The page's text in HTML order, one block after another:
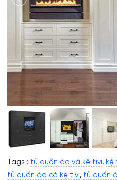
Tags : tủ quần áo và kệ tivi, kệ
tủ quần áo có kệ tivi, tủ quần